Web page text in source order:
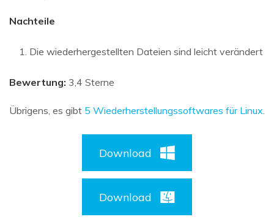
Nachteile
Die wiederhergestellten Dateien sind leicht verändert
Bewertung: 3,4 Sterne
Übrigens, es gibt 5 Wiederherstellungssoftwares für Linux.
Download
Download